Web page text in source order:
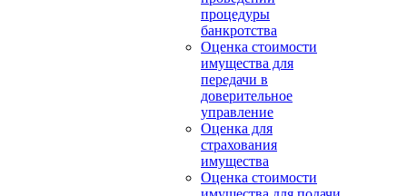
процедуры
банкротства
Оценка стоимости
имущества для
передачи в
доверительное
управление
Оценка для
страхования
имущества
Оценка стоимости